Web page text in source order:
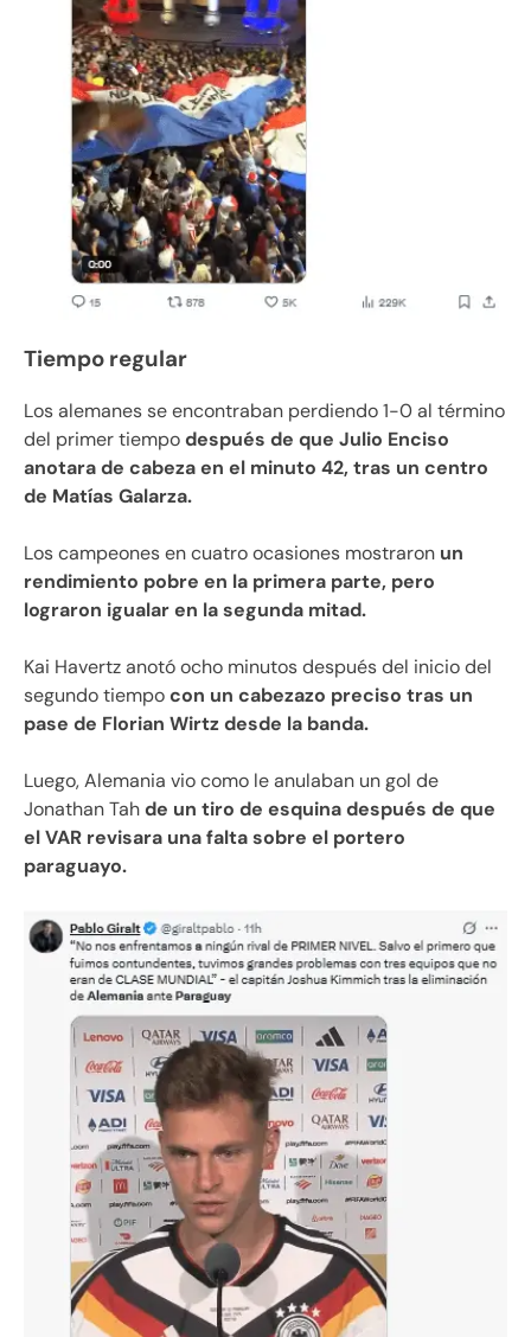
Tiempo regular
Los alemanes se encontraban perdiendo 1-0 al término
del primer tiempodespués de que Julio Enciso
anotara de cabeza en el minuto 42, tras un centro
de Matías Galarza.
Los campeones en cuatro ocasiones mostraron un
rendimiento pobre en la primera parte, pero
lograron igualar en la segunda mitad.
Kai Havertz anotó ocho minutos después del inicio del
segundo tiempocon un cabezazo preciso tras un
pase de Florian Wirtz desde la banda.
Luego, Alemania vio como le anulaban un gol de
Jonathan Tahde un tiro de esquina después de que
el VAR revisara una falta sobre el portero
paraguayo.